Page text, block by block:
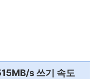
s 쓰기 속도